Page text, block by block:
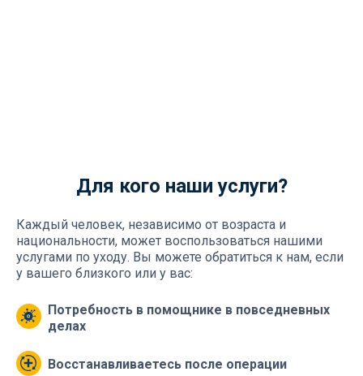
Для кого наши услуги?
Каждый человек, независимо от возраста и
национальности, может воспользоваться нашими
услугами по уходу. Вы можете обратиться к нам, если
у вашего близкого или у вас:
Потребность в помощнике в повседневных
делах
Восстанавливаетесь после операции